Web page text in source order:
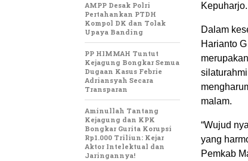
Kepuharjo.
Dalam
Harianto
malam.
“Wujud
yang
Pemkab
AMPP Desak Polri
Pertahankan PTDH
Kompol DK dan Tolak
Upaya Banding
PP HIMMAH Tuntut
Kejagung Bongkar Semua
Dugaan Kasus Febrie
Adriansyah Secara
Transparan
Aminullah Tantang
Kejagung dan KPK
Bongkar Gurita Korupsi
Rp1.000 Triliun: Kejar
Aktor Intelektual dan
Jaringannya!